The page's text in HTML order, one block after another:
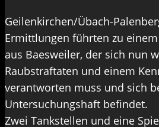
Geilenkirchen/Übach-
Ermittlungen führten zu
aus Baesweiler, der sich nun
Raubstraftaten und einem
verantworten muss und sich
Untersuchungshaft befindet.
Zwei Tankstellen und eine